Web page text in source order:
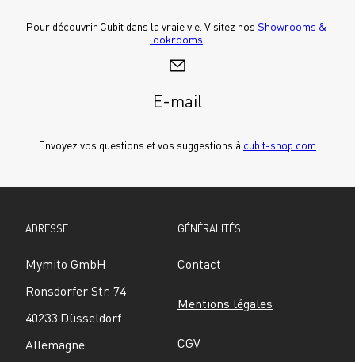
Pour découvrir Cubit dans la vraie vie. Visitez nos Showrooms &
lookrooms
E-mail
Envoyez vos questions et vos suggestions à cubit-shop.com
ADRESSE
Mymito GmbH
Ronsdorfer Str. 74
40233 Düsseldorf
Allemagne
GÉNÉRALITÉS
Contact
Mentions légales
CGV